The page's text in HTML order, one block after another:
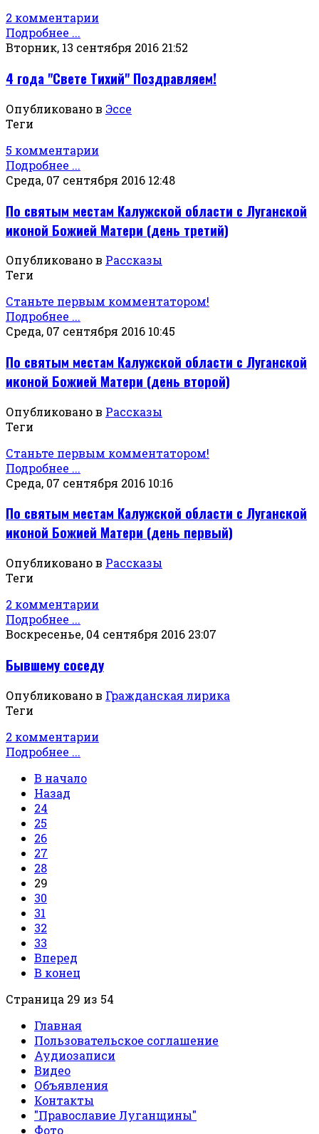
2 комментарии
Подробнее ...
Вторник, 13 сентября 2016 21:52
4 года "Свете Тихий" Поздравляем!
Опубликовано в Эссе
Теги
5 комментарии
Подробнее ...
Среда, 07 сентября 2016 12:48
По святым местам Калужской области с Луганской
иконой Божией Матери (день третий)
Опубликовано в Рассказы
Теги
Станьте первым комментатором!
Подробнее ...
Среда, 07 сентября 2016 10:45
По святым местам Калужской области с Луганской
иконой Божией Матери (день второй)
Опубликовано в Рассказы
Теги
Станьте первым комментатором!
Подробнее ...
Среда, 07 сентября 2016 10:16
По святым местам Калужской области с Луганской
иконой Божией Матери (день первый)
Опубликовано в Рассказы
Теги
2 комментарии
Подробнее ...
Воскресенье, 04 сентября 2016 23:07
Бывшему соседу
Опубликовано в Гражданская лирика
Теги
2 комментарии
Подробнее ...
В начало
Назад
24
25
26
27
28
29
30
31
32
33
Вперед
В конец
Страница 29 из 54
Главная
Пользовательское соглашение
Аудиозаписи
Видео
Объявления
Контакты
"Православие Луганщины"
Фото